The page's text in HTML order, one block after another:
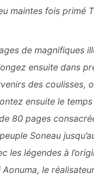
maintes fois primé
de magnifiques
ensuite dans
des coulisses,
ensuite le temps
80 pages
Soneau
les légendes à
le